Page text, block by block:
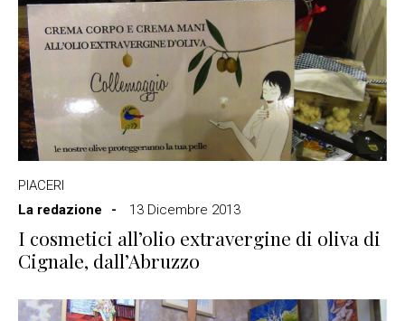
PIACERI
La redazione
13 Dicembre 2013
I cosmetici all’olio extravergine di oliva di
Cignale, dall’Abruzzo